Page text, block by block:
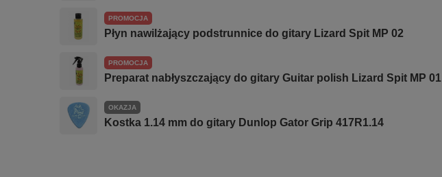
PROMOCJA
Płyn nawilżający podstrunnice do gitary Lizard Spit MP 02
PROMOCJA
Preparat nabłyszczający do gitary Guitar polish Lizard Spit MP 01
OKAZJA
Kostka 1.14 mm do gitary Dunlop Gator Grip 417R1.14